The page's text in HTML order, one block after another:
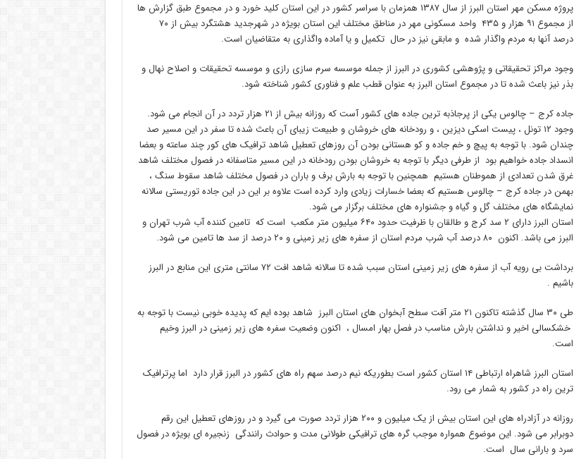
پروژه مسکن مهر استان البرز از سال ۱۳۸۷ همزمان با سراسر کشور در این استان کلید خورد و در مجموع طبق گزارش ها
از مجموع ۹۱ هزار و ۴۳۵ واحد مسکونی مهر در مناطق مختلف این استان بویژه در شهرجدید هشتگرد بیش از ۷۰
درصد آنها به مردم واگذار شده و مابقی نیز در حال تکمیل و یا آماده واگذاری به متقاضیان است.
وجود مراکز تحقیقاتی و پژوهشی کشوری در البرز از جمله موسسه سرم سازی رازی و موسسه تحقیقات و اصلاح نهال و
بذر نیز باعث شده تا در مجموع استان البرز به عنوان قطب علم و فناوری کشور شناخته شود.
جاده کرج – چالوس یکی از پرجاذبه ترین جاده های کشور آست که روزانه بیش از ۲۱ هزار تردد در آن انجام می شود.
وجود ۱۲ تونل ، پیست اسکی دیزین ، و رودخانه های خروشان و طبیعت زیبای آن باعث شده تا سفر در این مسیر صد
چندان شود. با توجه به پیچ و خم جاده و کو هستانی بودن آن روزهای تعطیل شاهد ترافیک های کور چند ساعته و بعضا
انسداد جاده خواهیم بود از طرفی دیگر با توجه به خروشان بودن رودخانه در این مسیر متاسفانه در فصول مختلف شاهد
غرق شدن تعدادی از هموطنان هستیم همچنین با توجه به بارش برف و باران در فصول مختلف شاهد سقوط سنگ ،
بهمن در جاده کرج – چالوس هستیم که بعضا خسارات زیادی وارد کرده است علاوه بر این در این جاده توریستی سالانه
نمایشگاه های مختلف گل و گیاه و جشنواره های مختلف برگزار می شود.
استان البرز دارای ۲ سد کرج و طالقان با ظرفیت حدود ۶۴۰ میلیون متر مکعب است که تامین کننده آب شرب تهران و
البرز می باشد. اکنون ۸۰ درصد آب شرب مردم استان از سفره های زیر زمینی و ۲۰ درصد از سد ها تامین می شود.
برداشت بی رویه آب از سفره های زیر زمینی استان سبب شده تا سالانه شاهد افت ۷۲ سانتی متری این منابع در البرز
باشیم .
طی ۳۰ سال گذشته تاکنون ۲۱ متر آفت سطح آبخوان های استان البرز شاهد بوده ایم که پدیده خوبی نیست با توجه به
خشکسالی اخیر و نداشتن بارش مناسب در فصل بهار امسال ، اکنون وضعیت سفره های زیر زمینی در البرز وخیم
است.
استان البرز شاهراه ارتباطی ۱۴ استان کشور است بطوریکه نیم درصد سهم راه های کشور در البرز قرار دارد اما پرترافیک
ترین راه در کشور به شمار می رود.
روزانه در آزادراه های این استان بیش از یک میلیون و ۲۰۰ هزار تردد صورت می گیرد و در روزهای تعطیل این رقم
دوبرابر می شود. این موضوع همواره موجب گره های ترافیکی طولانی مدت و حوادث رانندگی زنجیره ای بویژه در فصول
سرد و بارانی سال است.